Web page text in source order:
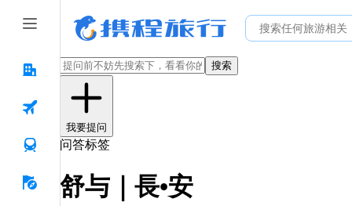
搜索
我要提问
问答标签
舒与｜長•安